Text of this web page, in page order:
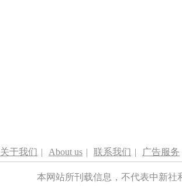
关于我们 | About us | 联系我们 | 广告服务
本网站所刊载信息，不代表中新